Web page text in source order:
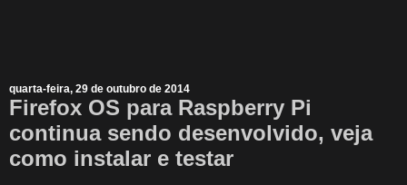
quarta-feira, 29 de outubro de 2014
Firefox OS para Raspberry Pi
continua sendo desenvolvido, veja
como instalar e testar